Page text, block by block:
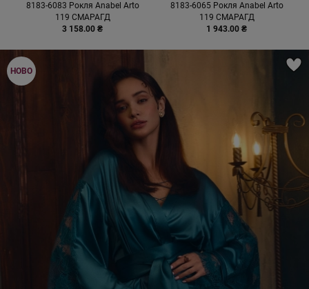
8183-6083 Рокля Anabel Arto
119 СМАРАГД
3 158.00 ₴
8183-6065 Рокля Anabel Arto
119 СМАРАГД
1 943.00 ₴
НОВО